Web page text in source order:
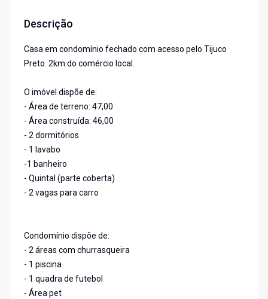
Descrição
Casa em condomínio fechado com acesso pelo Tijuco
Preto. 2km do comércio local.
O imóvel dispõe de:
- Área de terreno: 47,00
- Área construída: 46,00
- 2 dormitórios
- 1 lavabo
-1 banheiro
- Quintal (parte coberta)
- 2 vagas para carro
Condomínio dispõe de:
- 2 áreas com churrasqueira
- 1 piscina
- 1 quadra de futebol
- Área pet